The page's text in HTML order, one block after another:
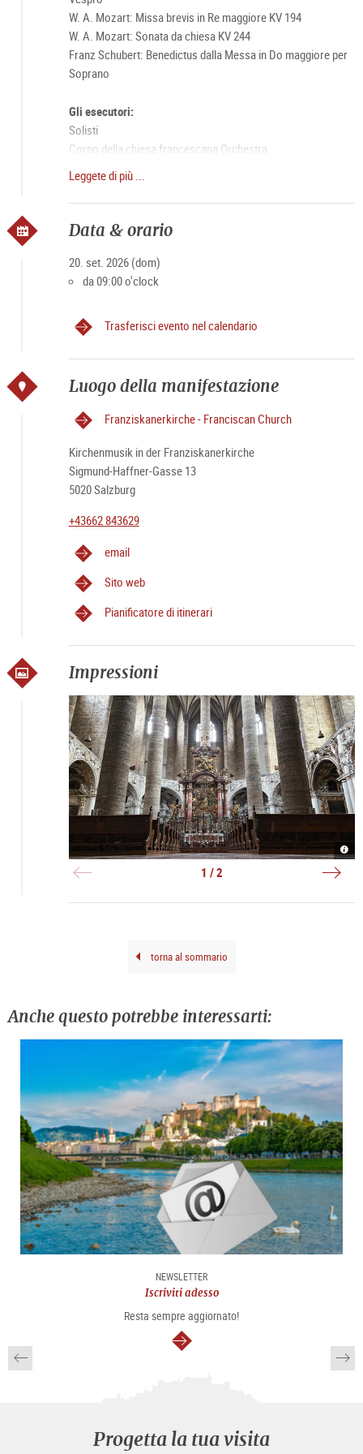
W. A. Mozart: Missa brevis in Re maggiore KV 194
W. A. Mozart: Sonata da chiesa KV 244
Franz Schubert: Benedictus dalla Messa in Do maggiore per
Soprano
Gli esecutori:
Solisti
Corpo della chiesa francescana Orchestra
„Pro Musica Sacra” Salisburgo
Markus Stepanek – Organo
Direttore: Bernhard Gfrerer
Leggete di più ...
Data & orario
20. set. 2026 (dom)
da 09:00 o'clock
Trasferisci evento nel calendario
Luogo della manifestazione
Franziskanerkirche - Franciscan Church
Kirchenmusik in der Franziskanerkirche
Sigmund-Haffner-Gasse 13
5020 Salzburg
+43662 843629
email
Sito web
Pianificatore di itinerari
Impressioni
||
1 / 2
torna al sommario
Anche questo potrebbe interessarti:
NEWSLETTER
Iscriviti adesso
Resta sempre aggiornato!
segue
Progetta la tua visita